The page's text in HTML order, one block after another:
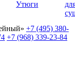
Утюги
+7 (495) 380-
+7 (968) 339-23-84